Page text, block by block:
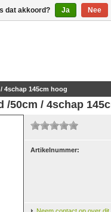
4schap 145cm hoog
50cm / 4schap
Artikelnummer:
dat akkoord? Ja Nee